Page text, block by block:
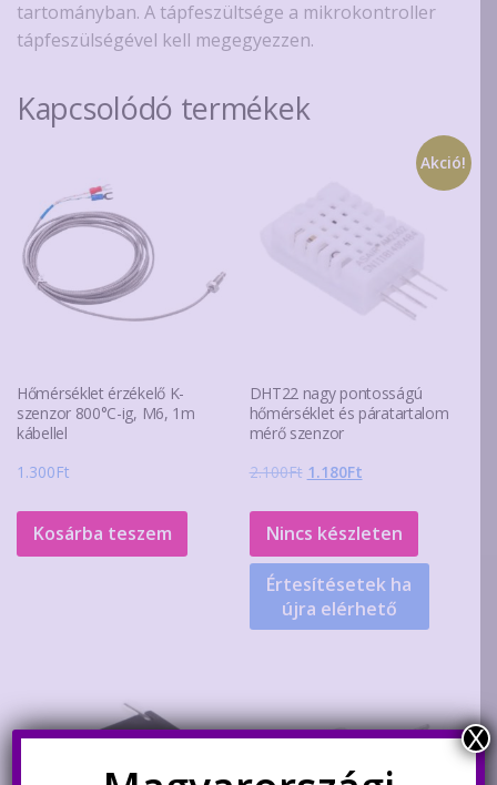
tartományban. A tápfeszültsége a mikrokontroller
tápfeszülségével kell megegyezzen.
Kapcsolódó termékek
Hőmérséklet érzékelő K-
szenzor 800°C-ig, M6, 1m
kábellel
1.300Ft
Kosárba teszem
Akció!
DHT22 nagy pontosságú
hőmérséklet és páratartalom
mérő szenzor
2.100Ft Original
was:
2.100Ft.
1.180FtCurrent
is:
1.180Ft.
Nincs készleten
Értesítésetek ha
újra elérhető
X